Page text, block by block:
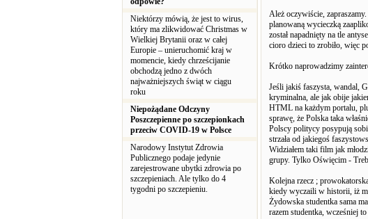
Niektórzy mówią, że jest to wirus,
który ma zlikwidować Christmas w
Wielkiej Brytanii oraz w całej
Europie – unieruchomić kraj w
momencie, kiedy chrześcijanie
obchodzą jedno z dwóch
najważniejszych świąt w ciągu
roku
Niepożądane Odczyny
Poszczepienne po szczepionkach
przeciw COVID-19 w Polsce
Narodowy Instytut Zdrowia
Publicznego podaje jedynie
zarejestrowane ubytki zdrowia po
szczepieniach. Ale tylko do 4
tygodni po szczepieniu.
Ależ oczywiście,
planowaną wycieczką
został napadnięty na tle
cioro dzieci to zrobiło, więc
Krótko naprowadzimy
Jeśli jakiś faszysta, wandal,
kryminalna, ale jak obije
HTML na każdym portalu,
sprawę, że Polska taka
Polscy politycy posypują
strzała od jakiegoś
Widziałem taki film jak
grupy. Tylko Oświęcim -
Kolejna rzecz ;
kiedy wyczaili w historii, iż
Żydowska studentka sama
razem studentka, wcześniej